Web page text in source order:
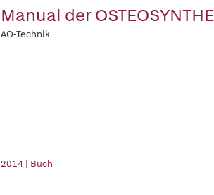
Manual der
AO-Technik
2014 | Buch